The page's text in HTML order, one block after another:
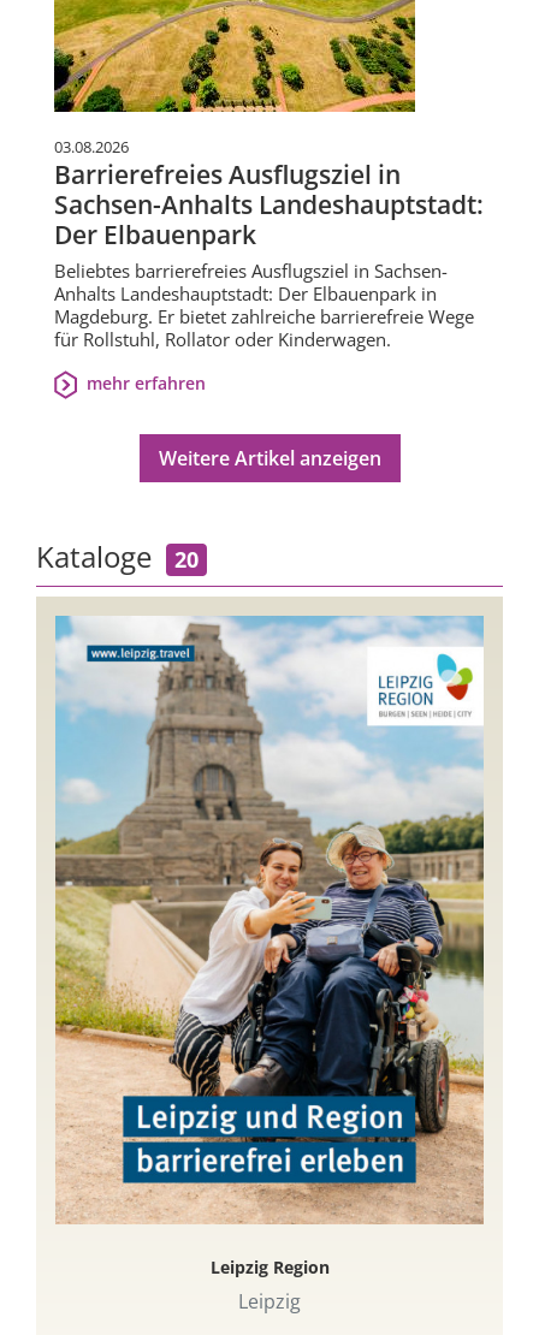
03.08.2026
Barrierefreies Ausflugsziel in
Sachsen-Anhalts Landeshauptstadt:
Der Elbauenpark
Beliebtes barrierefreies Ausflugsziel in Sachsen-
Anhalts Landeshauptstadt: Der Elbauenpark in
Magdeburg. Er bietet zahlreiche barrierefreie Wege
für Rollstuhl, Rollator oder Kinderwagen.
mehr erfahren
Weitere Artikel anzeigen
Kataloge 20
Leipzig Region
Leipzig